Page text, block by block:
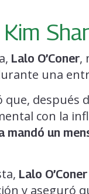
Lalo O’Coner,
una
después
con la
mandó un
Lalo O’Coner
y aseguró